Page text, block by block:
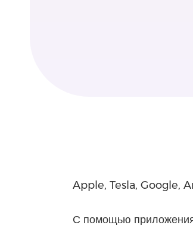
Apple, Tesla, Google,
С помощью